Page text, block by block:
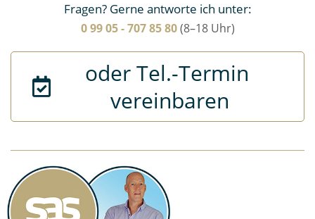
Fragen? Gerne antworte ich unter:
0 99 05 - 707 85 80 (8–18 Uhr)
oder Tel.-Termin
vereinbaren